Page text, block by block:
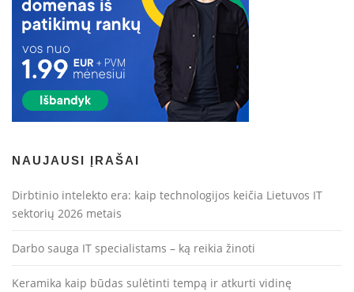
NAUJAUSI ĮRAŠAI
Dirbtinio intelekto era: kaip technologijos keičia Lietuvos IT
sektorių 2026 metais
Darbo sauga IT specialistams – ką reikia žinoti
Keramika kaip būdas sulėtinti tempą ir atkurti vidinę